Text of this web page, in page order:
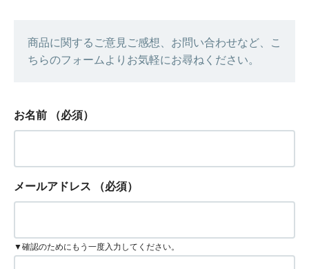
商品に関するご意見ご感想、お問い合わせなど、こ
ちらのフォームよりお気軽にお尋ねください。
お名前 （必須）
メールアドレス （必須）
▼確認のためにもう一度入力してください。